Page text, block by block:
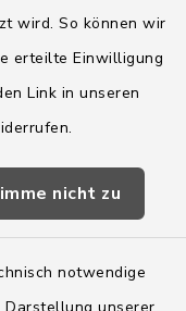
wird. So können wir
erteilte Einwilligung
Link in unseren
nicht zu
notwendige